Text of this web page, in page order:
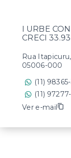
I URBE
CRECI
Rua
05006-000
(11)
(11)
Ver e-mail